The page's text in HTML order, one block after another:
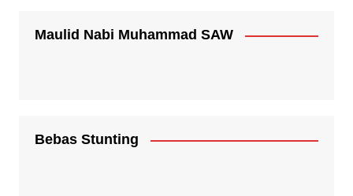
Maulid Nabi Muhammad SAW
Bebas Stunting